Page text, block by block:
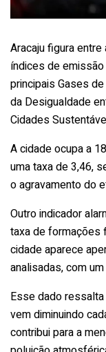
Aracaju figura
índices de
principais Gases
da Desigualdade
Cidades
A cidade ocupa a
uma taxa de 3,46,
o agravamento do
Outro indicador
taxa de formações
cidade aparece
analisadas, com
Esse dado
vem diminuindo
contribui para a